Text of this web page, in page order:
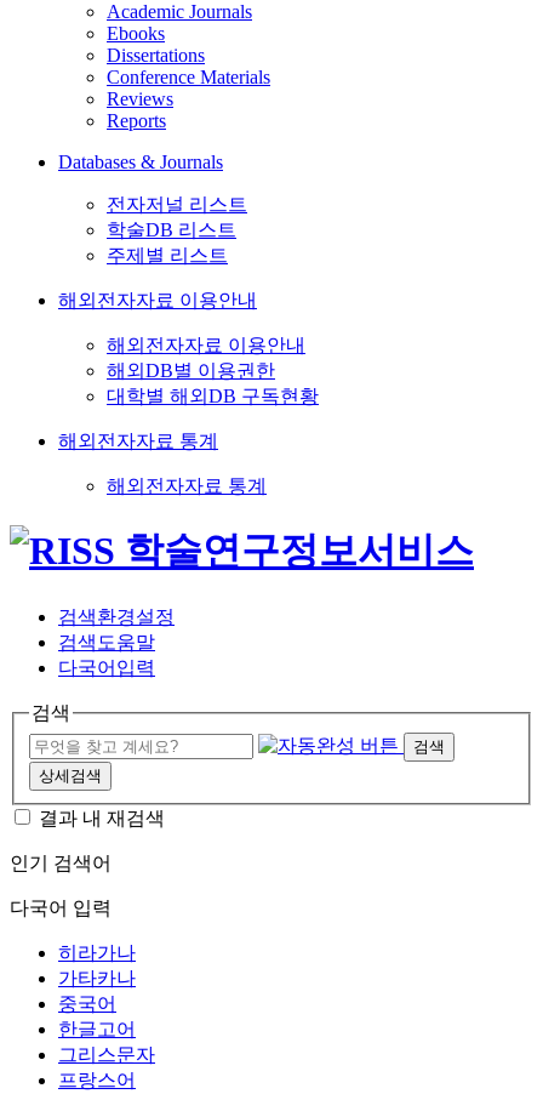
Academic Journals
Ebooks
Dissertations
Conference Materials
Reviews
Reports
Databases & Journals
전자저널 리스트
학술DB 리스트
주제별 리스트
해외전자자료 이용안내
해외전자자료 이용안내
해외DB별 이용권한
대학별 해외DB 구독현황
해외전자자료 통계
해외전자자료 통계
검색환경설정
검색도움말
다국어입력
검색
검색
상세검색
결과 내 재검색
인기 검색어
다국어 입력
히라가나
가타카나
중국어
한글고어
그리스문자
프랑스어